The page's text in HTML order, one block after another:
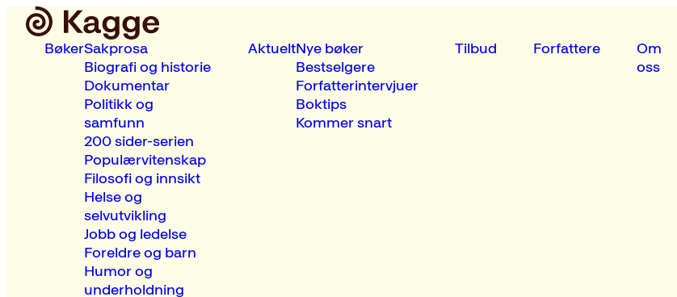
BøkerSakprosa
Biografi og historie
Dokumentar
Politikk og
samfunn
200 sider-serien
Populærvitenskap
Filosofi og innsikt
Helse og
selvutvikling
Jobb og ledelse
Foreldre og barn
Humor og
underholdning
AktueltNye bøker
Bestselgere
Forfatterintervjuer
Boktips
Kommer snart
Tilbud Forfattere
Om
oss